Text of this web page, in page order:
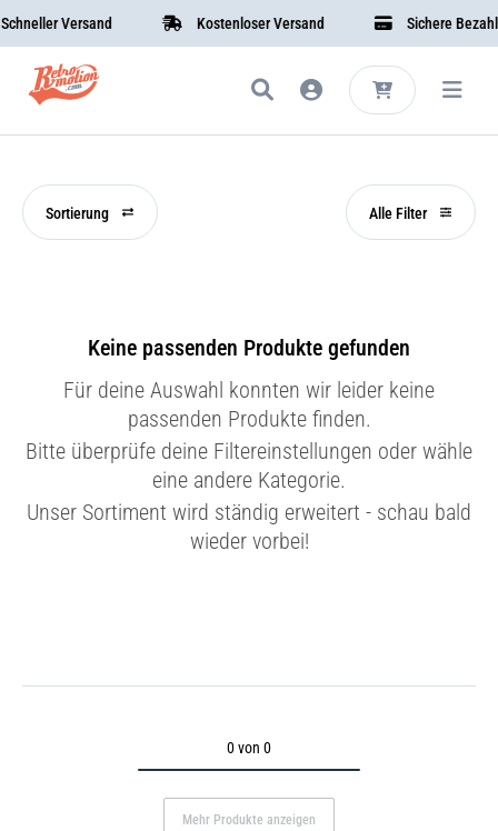
Versand Kostenloser Versand Sichere
Sortierung Alle Filter
Keine passenden Produkte gefunden
Für deine Auswahl konnten wir leider keine
passenden Produkte finden.
Bitte überprüfe deine Filtereinstellungen oder wähle
eine andere Kategorie.
Unser Sortiment wird ständig erweitert - schau bald
wieder vorbei!
0 von 0
Mehr Produkte anzeigen